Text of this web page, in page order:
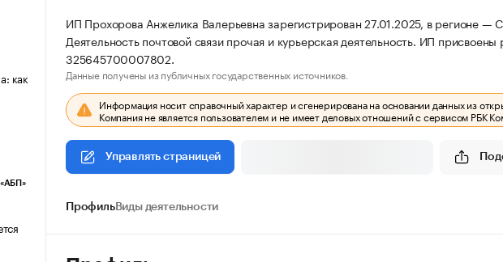
как
ИП Прохорова Анжелика Валерьевна зарегистрирован 27.01.2025, в регионе —
Деятельность почтовой связи прочая и курьерская деятельность. ИП
325645700007802.
Данные получены из публичных государственных источников.
Информация носит справочный характер и сгенерирована на основании данных из
Компания не является пользователем и не имеет деловых отношений с сервисом РБК
Управлять страницей
ПрофильВиды деятельности